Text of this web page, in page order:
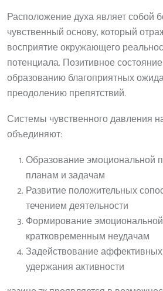
Расположение духа являет собой
чувственный основу, который
восприятие окружающего
потенциала. Позитивное
образованию благоприятных
преодолению препятствий.
Системы чувственного давления
объединяют:
Образование эмоциональной
планам и задачам
Развитие положительных
течением деятельности
Формирование эмоциональной
кратковременным неудачам
Задействование
удержания активности